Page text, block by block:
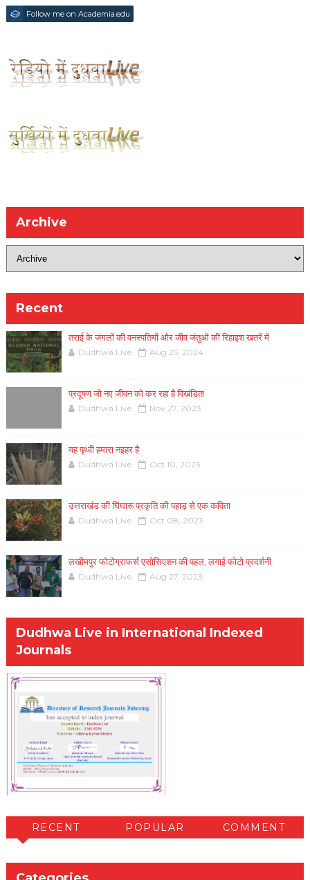
Follow me on Academia.edu
Archive
Recent
तराई के जंगलों की वनस्पतियों और जीव जंतुओं की रिहाइश खतरें में
Dudhwa Live Aug 25, 2024
प्रदूषण जो नए जीवन को कर रहा है विखंडित!
Dudhwa Live Nov 27, 2023
यह पृथ्वी हमारा नइहर है
Dudhwa Live Oct 10, 2023
उत्तराखंड की घिंघारू प्रकृति की पहाड़ से एक कविता
Dudhwa Live Oct 08, 2023
लखीमपुर फोटोग्राफर्स एसोसिएशन की पहल, लगाई फोटो प्रदर्शनी
Dudhwa Live Aug 27, 2023
Dudhwa Live in International Indexed
Journals
RECENT POPULAR COMMENT